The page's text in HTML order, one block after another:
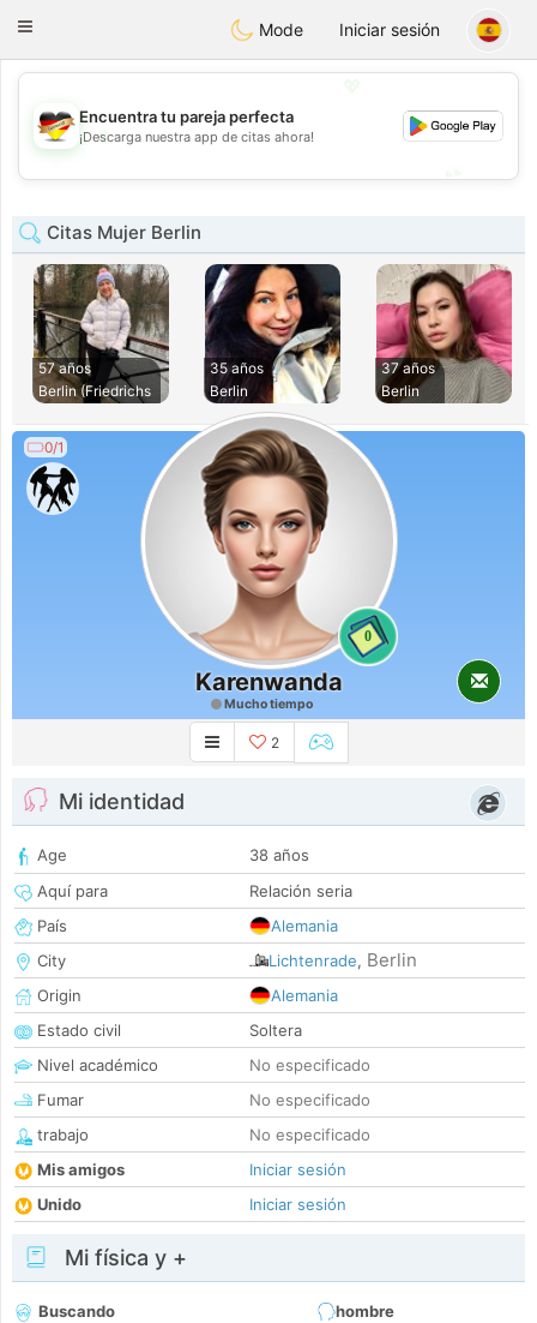
DeutschDating
Toggle
Mode Iniciar sesión
💖
💕
Encuentra tu pareja perfecta
¡Descarga nuestra app de citas ahora!
Citas Mujer Berlin
57 años
Berlin (Friedrichs
35 años
Berlin
37 años
Berlin
0/1
0
Karenwanda
Mucho tiempo
2
Mi identidad
Age
38 años
Aquí para
Relación seria
País
Alemania
City
Lichtenrade, Berlin
Origin
Alemania
Estado civil
Soltera
Nivel académico
No especificado
Fumar
No especificado
trabajo
No especificado
Mis amigos
Iniciar sesión
Unido
Iniciar sesión
Mi física y +
Buscando
hombre